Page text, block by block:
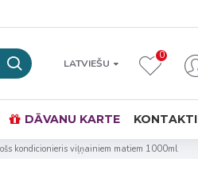
LATVIEŠU
0
DĀVANU KARTE KONTAKTI
kondicionieris viļņainiem matiem 1000ml